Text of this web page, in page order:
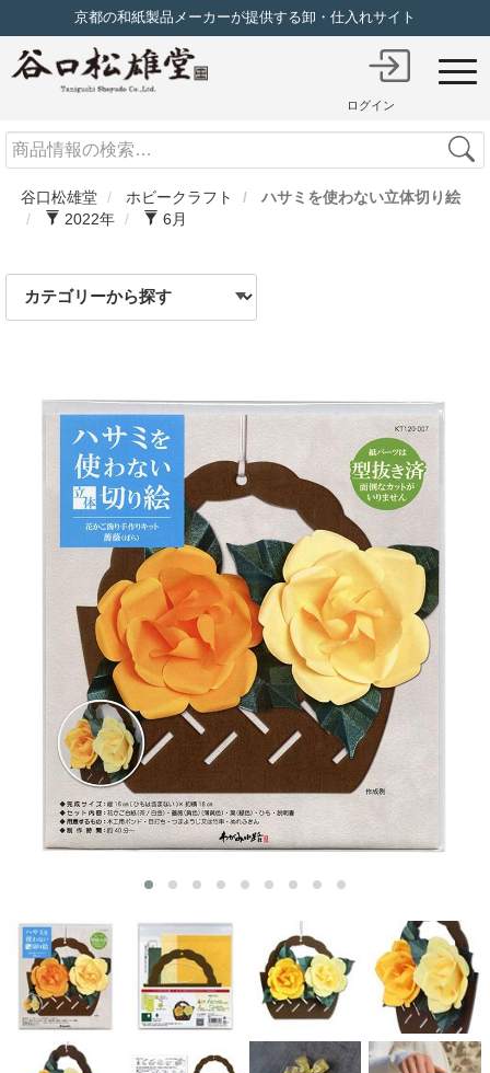
京都の和紙製品メーカーが提供する卸・仕入れサイト
ログイン
谷口松雄堂 ホビークラフト
ハサミを使わない立体切り絵
2022年
6月
Search